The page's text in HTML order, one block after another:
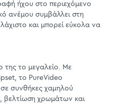
ήχου στο περιεχόμενο
ανέμου συμβάλλει στη
και μπορεί εύκολα να
της το μεγαλείο. Με
το PureVideo
σε συνθήκες χαμηλού
χρωμάτων και